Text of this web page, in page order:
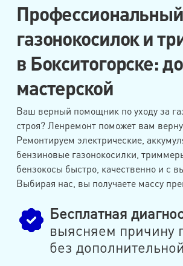
газонокосилок и
в Бокситогорске:
мастерской
Ваш верный помощник по уходу за
строя? Ленремонт поможет вам
Ремонтируем электрические,
бензиновые газонокосилки,
бензокосы быстро, качественно и с
Выбирая нас, вы получаете массу
Бесплатная
выясняем причину
без